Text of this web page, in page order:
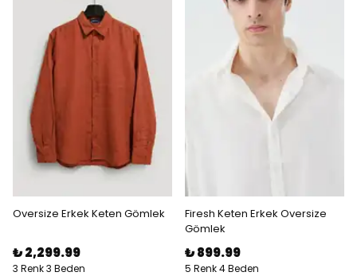
Oversize Erkek Keten Gömlek
₺ 2,299.99
3 Renk 3 Beden
Firesh Keten Erkek Oversize
Gömlek
₺ 899.99
5 Renk 4 Beden